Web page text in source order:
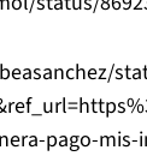
pago-